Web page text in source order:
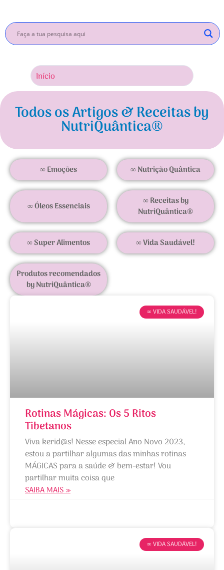
Início
Todos os Artigos & Receitas by
NutriQuântica®
∞ Emoções ∞ Nutrição Quântica
∞ Óleos Essenciais
∞ Receitas by
NutriQuântica®
∞ Super Alimentos ∞ Vida Saudável!
Produtos recomendados
by NutriQuântica®
∞ VIDA SAUDÁVEL!
Rotinas Mágicas: Os 5 Ritos
Tibetanos
Viva kerid@s! Nesse especial Ano Novo 2023,
estou a partilhar algumas das minhas rotinas
MÁGICAS para a saúde & bem-estar! Vou
partilhar muita coisa que
SAIBA MAIS »
∞ VIDA SAUDÁVEL!